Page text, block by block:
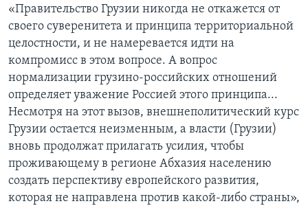
«Правительство Грузии никогда не откажется от
своего суверенитета и принципа территориальной
целостности, и не намеревается идти на
компромисс в этом вопросе. А вопрос
нормализации грузино-российских отношений
определяет уважение Россией этого принципа...
Несмотря на этот вызов, внешнеполитический курс
Грузии остается неизменным, а власти (Грузии)
вновь продолжат прилагать усилия, чтобы
проживающему в регионе Абхазия населению
создать перспективу европейского развития,
которая не направлена против какой-либо страны»,